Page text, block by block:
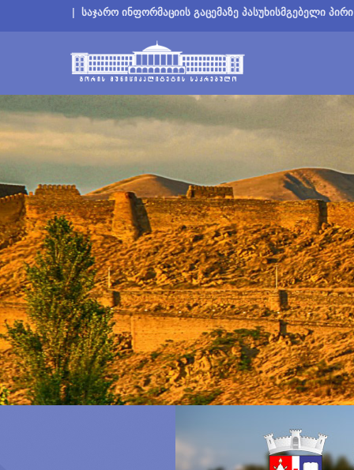
| საჯარო ინფორმაციის გაცემაზე პასუხისმგებელი პირი